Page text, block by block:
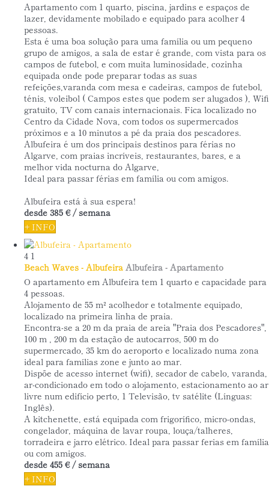
Apartamento com 1 quarto, piscina, jardins e espaços de
lazer, devidamente mobilado e equipado para acolher 4
pessoas.
Esta é uma boa solução para uma família ou um pequeno
grupo de amigos, a sala de estar é grande, com vista para os
campos de futebol, e com muita luminosidade, cozinha
equipada onde pode preparar todas as suas
refeições,varanda com mesa e cadeiras, campos de futebol,
ténis, voleibol ( Campos estes que podem ser alugados ), Wifi
gratuito, TV com canais internacionais. Fica localizado no
Centro da Cidade Nova, com todos os supermercados
próximos e a 10 minutos a pé da praia dos pescadores.
Albufeira é um dos principais destinos para férias no
Algarve, com praias incríveis, restaurantes, bares, e a
melhor vida nocturna do Algarve,
Ideal para passar férias em família ou com amigos.
Albufeira está à sua espera!
desde 385 € / semana
+ INFO
4 1
Beach Waves - Albufeira Albufeira - Apartamento
O apartamento em Albufeira tem 1 quarto e capacidade para
4 pessoas.
Alojamento de 55 m² acolhedor e totalmente equipado,
localizado na primeira linha de praia.
Encontra-se a 20 m da praia de areia "Praia dos Pescadores",
100 m , 200 m da estação de autocarros, 500 m do
supermercado, 35 km do aeroporto e localizado numa zona
ideal para famílias zone e junto ao mar.
Dispõe de acesso internet (wifi), secador de cabelo, varanda,
ar-condicionado em todo o alojamento, estacionamento ao ar
livre num edifício perto, 1 Televisão, tv satélite (Línguas:
Inglês).
A kitchenette, está equipada com frigorífico, micro-ondas,
congelador, máquina de lavar roupa, louça/talheres,
torradeira e jarro elétrico. Ideal para passar ferias em família
ou com amigos.
desde 455 € / semana
+ INFO